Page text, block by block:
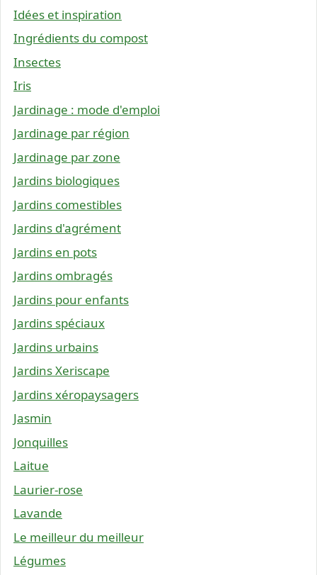
Idées et inspiration
Ingrédients du compost
Insectes
Iris
Jardinage : mode d'emploi
Jardinage par région
Jardinage par zone
Jardins biologiques
Jardins comestibles
Jardins d'agrément
Jardins en pots
Jardins ombragés
Jardins pour enfants
Jardins spéciaux
Jardins urbains
Jardins Xeriscape
Jardins xéropaysagers
Jasmin
Jonquilles
Laitue
Laurier-rose
Lavande
Le meilleur du meilleur
Légumes